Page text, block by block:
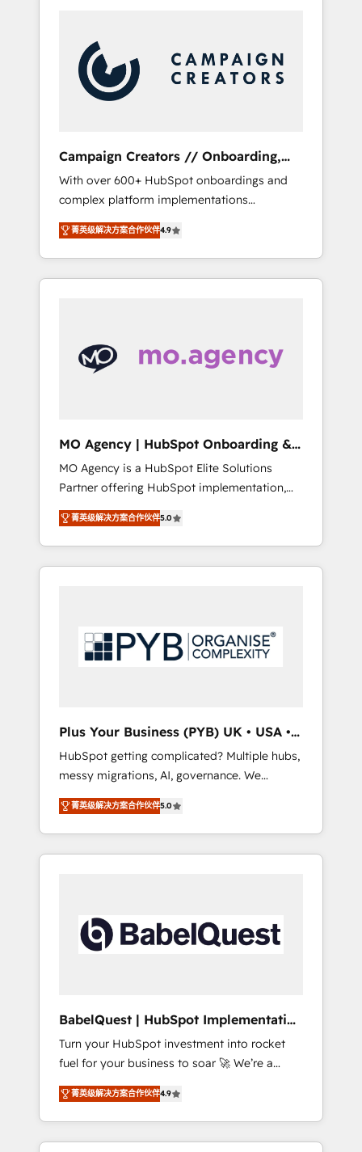
your team on their HubSpot journey, design
and implement your processes and skilfully
bring your revenue infrastructure to life. Our
collaborative approach keeps you in control
supported over 500 organisations with
HubSpot implementation, optimisation,
training, and adoption assurance. Our tried
and tested Roadmap methodology will
ensure that you receive the best deployment
experience possible. Whether you are new to
HubSpot or seeking to turn around a poor
Campaign Creators // Onboarding,
CRM Migration
With over 600+ HubSpot onboardings and
complex platform implementations
delivered, CC is the go-to Elite Solutions
Partner for businesses ready to migrate,
replatform, and scale smarter. We specialize
in high-impact CRM and CMS migrations and
turning fragmented systems into unified,
growth-ready HubSpot architectures that
custom integrations across your full tech
stack. - Custom object setup, CMS builds, and
full-funnel automation. - Dashboards,
lifecycle campaigns, and lead nurturing
sequences. - Cross-hub setup across
Marketing, Sales, Operations, and Service
Hubs. - Ongoing optimization, managed
菁英级解决方案合作伙伴4.9
MO Agency | HubSpot Onboarding &
Implementation
MO Agency is a HubSpot Elite Solutions
Partner offering HubSpot implementation,
marketing automation, CRM and RevOps
consulting, B2B SEO, paid media, content
marketing, AEO and GEO (AI search
optimisation), and HubSpot Content Hub
services and industrial sectors. Offices in
Johannesburg, Cape Town, Dubai & London.
Google AI Overviews. HubSpot Impact Award
- Customer First HubSpot Impact Award -
Integrations Innovation HubSpot Impact
Award - Platform Migration Excellence
HubSpot Impact Award - Platform Excellence
40+ full-time HubSpot professionals. 100s of
certifications and accreditations with
菁英级解决方案合作伙伴5.0
Plus Your Business (PYB) UK • USA •
Europe
HubSpot getting complicated? Multiple hubs,
messy migrations, AI, governance. We
organise that complexity, so your team can
put HubSpot to work... Welcome to our
Profile! We help with: • CRM implementation,
reports, workflows, and team training • CRM
governance for HubSpot-centred operations
A little about us: • Boutique 'Elite' team of 12 •
42001:2023 certified - the AI management
standard • GuardHub: our AI governance
framework, built on ISO 42001 Ready for the
next step? Click the 👈 '𝗖𝗼𝗻𝘁𝗮𝗰𝘁 𝗯𝘂𝘀𝗶𝗻𝗲𝘀𝘀'
button to get in touch (𝘸𝘦'𝘳𝘦 𝘴𝘶𝘱𝘦𝘳
𝘳𝘦𝘴𝘱𝘰𝘯𝘴𝘪𝘷𝘦)
菁英级解决方案合作伙伴5.0
BabelQuest | HubSpot Implementation
& Consultancy
Turn your HubSpot investment into rocket
fuel for your business to soar 🚀 We’re a
team of accredited HubSpot experts ready
to help you. We can implement the platform
into complex business environments,
optimise what you've got and make sure you
菁英级解决方案合作伙伴4.9